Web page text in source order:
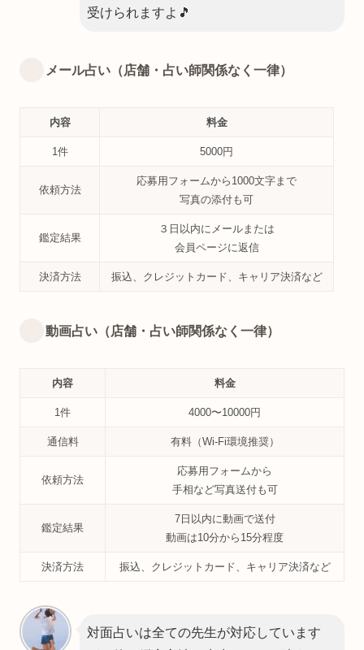
受けられますよ🎵
メール占い（店舗・占い師関係なく一律）
内容 料金
1件 5000円
依頼方法
応募用フォームから1000文字まで
写真の添付も可
鑑定結果
３日以内にメールまたは
会員ページに返信
決済方法 振込、クレジットカード、キャリア決済など
動画占い（店舗・占い師関係なく一律）
内容 料金
1件 4000〜10000円
通信料 有料（Wi-Fi環境推奨）
依頼方法
応募用フォームから
手相など写真送付も可
鑑定結果
7日以内に動画で送付
動画は10分から15分程度
決済方法 振込、クレジットカード、キャリア決済など
対面占いは全ての先生が対応しています